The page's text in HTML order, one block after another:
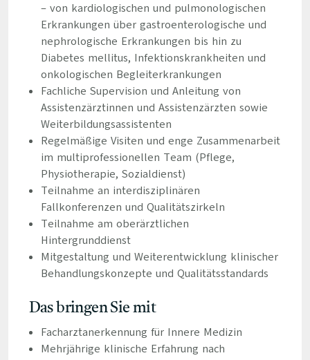
– von kardiologischen und pulmonologischen
Erkrankungen über gastroenterologische und
nephrologische Erkrankungen bis hin zu
Diabetes mellitus, Infektionskrankheiten und
onkologischen Begleiterkrankungen
Fachliche Supervision und Anleitung von
Assistenzärztinnen und Assistenzärzten sowie
Weiterbildungsassistenten
Regelmäßige Visiten und enge Zusammenarbeit
im multiprofessionellen Team (Pflege,
Physiotherapie, Sozialdienst)
Teilnahme an interdisziplinären
Fallkonferenzen und Qualitätszirkeln
Teilnahme am oberärztlichen
Hintergrunddienst
Mitgestaltung und Weiterentwicklung klinischer
Behandlungskonzepte und Qualitätsstandards
Das bringen Sie mit
Facharztanerkennung für Innere Medizin
Mehrjährige klinische Erfahrung nach